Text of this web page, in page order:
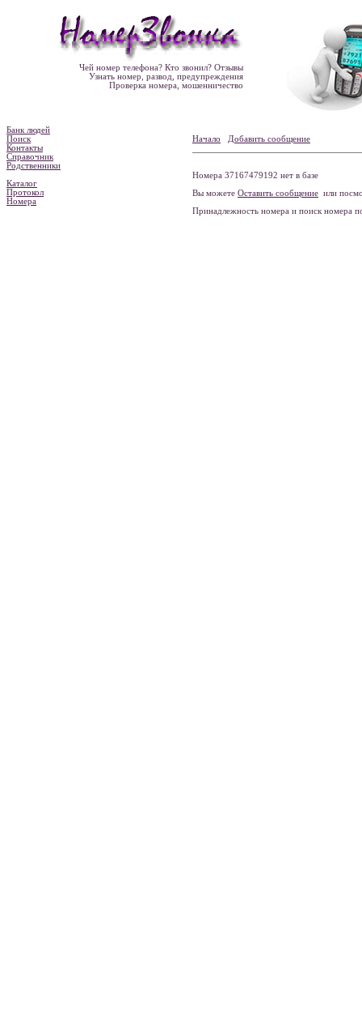
Чей номер телефона? Кто звонил? Отзывы
Узнать номер, развод, предупреждения
Проверка номера, мошенничество
Банк людей
Поиск
Контакты
Справочник
Родственники
Каталог
Протокол
Номера
Начало Добавить сообщение
Номера 37167479192 нет в базе
Вы можете Оставить сообщение или
Принадлежность номера и поиск номера